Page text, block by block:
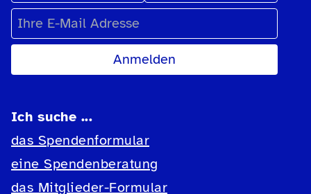
E-Mail Adresse
Ich suche ...
das Spendenformular
eine Spendenberatung
das Mitglieder-Formular